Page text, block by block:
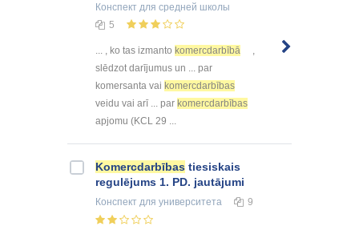
Конспект для средней школы
5
... , ko tas izmanto komercdarbībā
,
slēdzot darījumus un ... par
komersanta vai komercdarbības
veidu vai arī ... par komercdarbības
apjomu (KCL 29 ...
Komercdarbības tiesiskais
regulējums 1. PD. jautājumi
Конспект для университета 9